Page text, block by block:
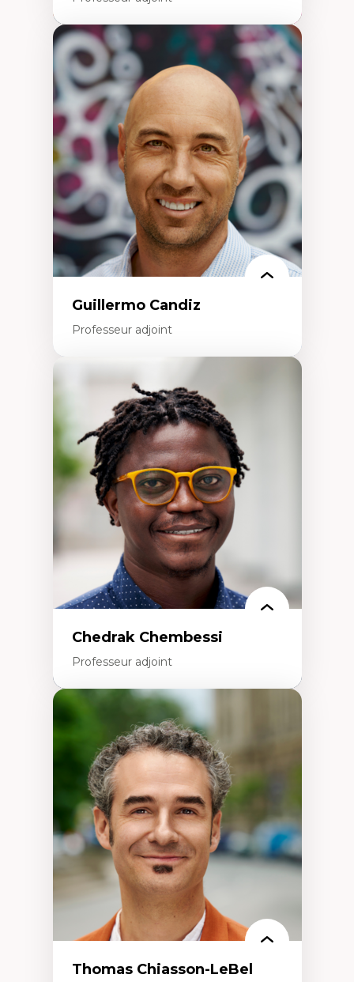
Expertises
Didactique des sciences – processus
d’enquête et culture scientifique
Éducation en milieu minoritaire –
construction identitaire et conscience
critique
Technologies éducatives – ludification et
programmation pédagogique
La langue dans toutes les matières –
environnement discursif et langage
scientifique
Guillermo Candiz
Professeur adjoint
Expertises
Trajectoires migratoires
Migrations forcées
Études des frontières; Enjeux géopolitiques
des migrations
Politiques migratoires
Réfugiés
Demandeurs d’asile
Migrations irrégulières
Migrations temporaires
Migration et changement climatique
Migration et développement
Chedrak Chembessi
Professeur adjoint
Économie circulaire
Modèles d’affaires durables
Histoire des faits économiques
Gestion durable des ressources naturelles
Écologie industrielle
Aménagement durable du territoire
Développement régional
Coopératives
Télétravail en milieu rural francophone
Transition socio-écologique
Thomas Chiasson-LeBel